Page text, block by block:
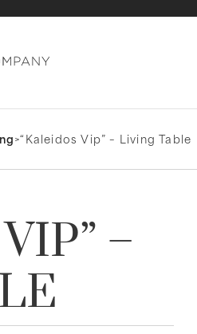
>“Kaleidos Vip” – Living Table
–